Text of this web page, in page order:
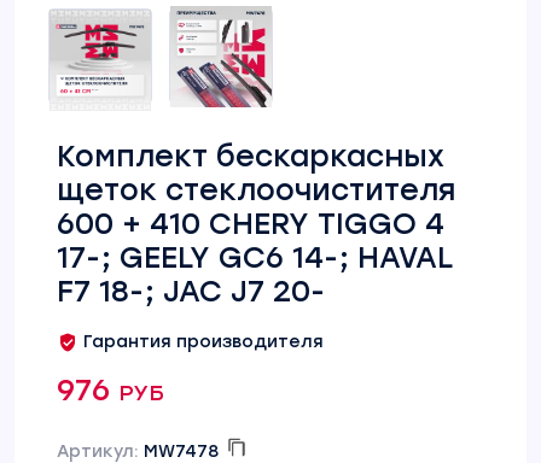
Комплект бескаркасных
щеток стеклоочистителя
600 + 410 CHERY TIGGO 4
17-; GEELY GC6 14-; HAVAL
F7 18-; JAC J7 20-
Гарантия производителя
976 руб
Артикул: MW7478